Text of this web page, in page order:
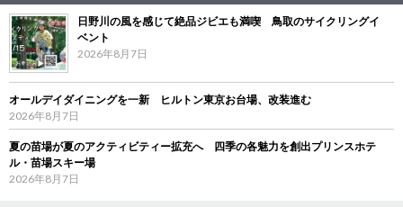
日野川の風を感じて絶品ジビエも満喫 鳥取のサイクリングイ
ベント
2026年8月7日
オールデイダイニングを一新 ヒルトン東京お台場、改装進む
2026年8月7日
夏の苗場が夏のアクティビティー拡充へ 四季の各魅力を創出プリンスホテ
ル・苗場スキー場
2026年8月7日